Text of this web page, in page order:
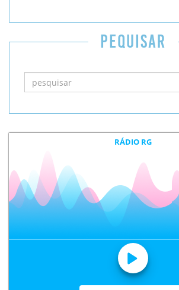
PEQUISAR
RÁDIO RG